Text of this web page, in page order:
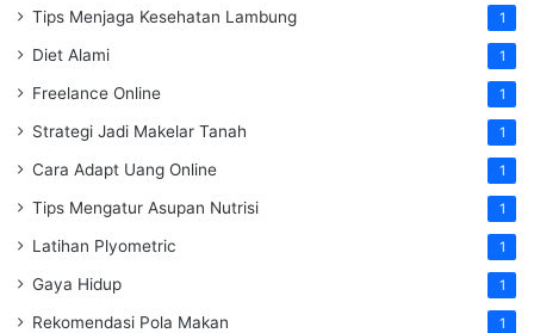
Tips Menjaga Kesehatan Lambung 1
Diet Alami 1
Freelance Online 1
Strategi Jadi Makelar Tanah 1
Cara Adapt Uang Online 1
Tips Mengatur Asupan Nutrisi 1
Latihan Plyometric 1
Gaya Hidup 1
Rekomendasi Pola Makan 1